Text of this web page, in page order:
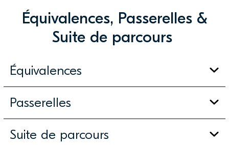
Équivalences, Passerelles &
Suite de parcours
Équivalences
Passerelles
Suite de parcours